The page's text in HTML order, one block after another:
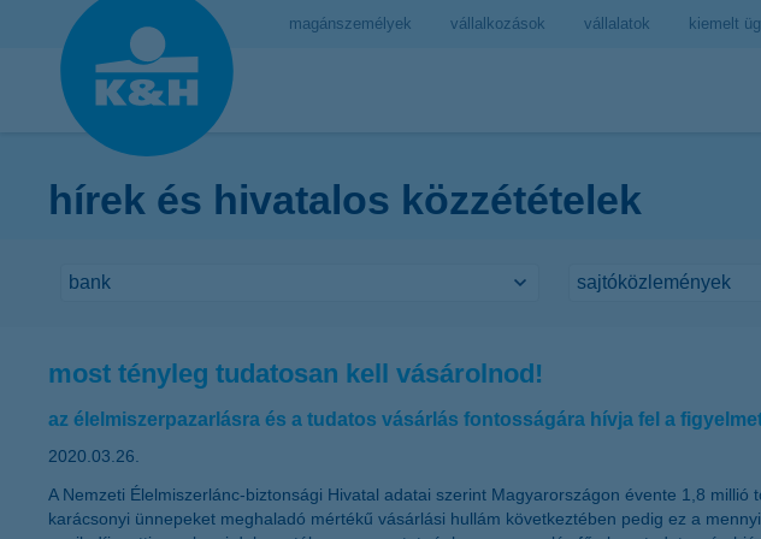
magánszemélyek vállalkozások vállalatok kiemelt
hírek és hivatalos közzétételek
most tényleg tudatosan kell vásárolnod!
az élelmiszerpazarlásra és a tudatos vásárlás fontosságára hívja fel a
2020.03.26.
A Nemzeti Élelmiszerlánc-biztonsági Hivatal adatai szerint Magyarországon évente 1,8
karácsonyi ünnepeket meghaladó mértékű vásárlási hullám következtében pedig ez a